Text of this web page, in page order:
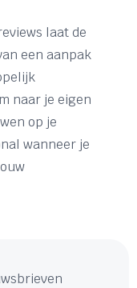
laat de
een aanpak
naar je eigen
op je
wanneer je